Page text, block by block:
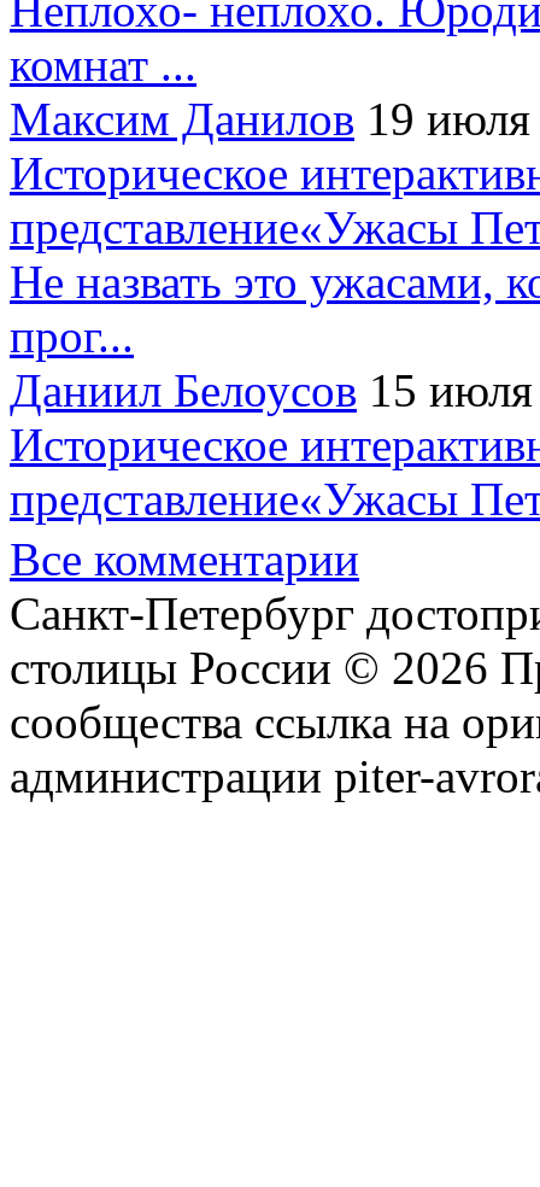
комнат ...
Максим Данилов 19
Историческое
представление«Ужасы
Не назвать это ужасами,
прог...
Даниил Белоусов 15
Историческое
представление«Ужасы
Все комментарии
Санкт-Петербург
столицы России © 2026
сообщества ссылка на
администрации piter-